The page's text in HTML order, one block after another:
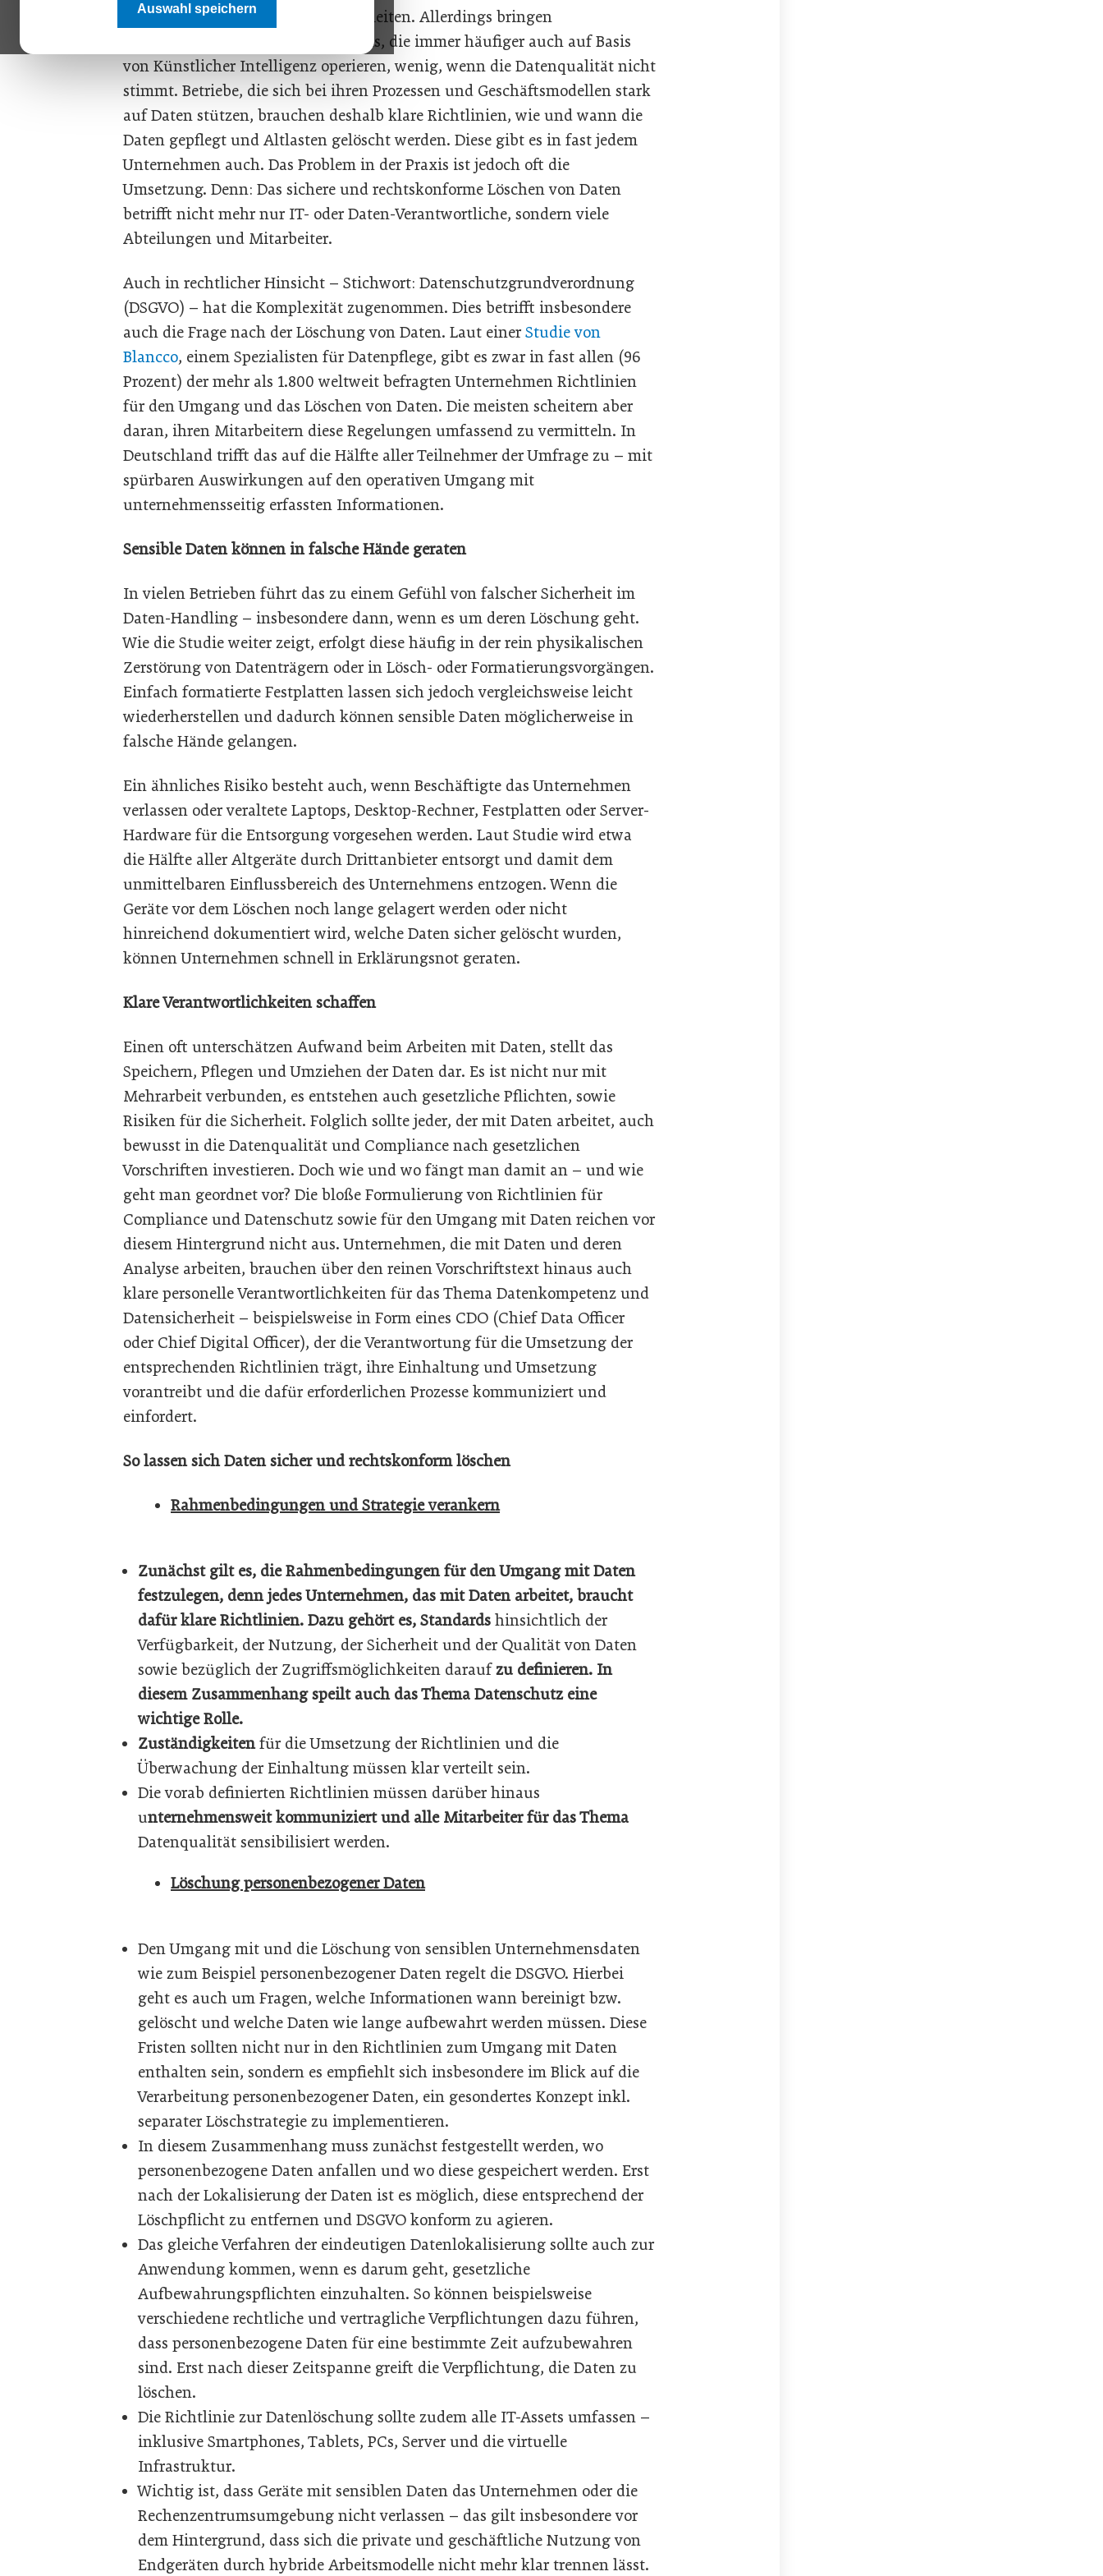
Auswahl speichern
wichtige Erkenntnisse daraus abzuleiten. Allerdings bringen
hochentwickelte Datenanalyse-Tools, die immer häufiger auch auf Basis
von Künstlicher Intelligenz operieren, wenig, wenn die Datenqualität nicht
stimmt. Betriebe, die sich bei ihren Prozessen und Geschäftsmodellen stark
auf Daten stützen, brauchen deshalb klare Richtlinien, wie und wann die
Daten gepflegt und Altlasten gelöscht werden. Diese gibt es in fast jedem
Unternehmen auch. Das Problem in der Praxis ist jedoch oft die
Umsetzung. Denn: Das sichere und rechtskonforme Löschen von Daten
betrifft nicht mehr nur IT- oder Daten-Verantwortliche, sondern viele
Abteilungen und Mitarbeiter.
Auch in rechtlicher Hinsicht – Stichwort: Datenschutzgrundverordnung
(DSGVO) – hat die Komplexität zugenommen. Dies betrifft insbesondere
auch die Frage nach der Löschung von Daten. Laut einer Studie von
Blancco, einem Spezialisten für Datenpflege, gibt es zwar in fast allen (96
Prozent) der mehr als 1.800 weltweit befragten Unternehmen Richtlinien
für den Umgang und das Löschen von Daten. Die meisten scheitern aber
daran, ihren Mitarbeitern diese Regelungen umfassend zu vermitteln. In
Deutschland trifft das auf die Hälfte aller Teilnehmer der Umfrage zu – mit
spürbaren Auswirkungen auf den operativen Umgang mit
unternehmensseitig erfassten Informationen.
Sensible Daten können in falsche Hände geraten
In vielen Betrieben führt das zu einem Gefühl von falscher Sicherheit im
Daten-Handling – insbesondere dann, wenn es um deren Löschung geht.
Wie die Studie weiter zeigt, erfolgt diese häufig in der rein physikalischen
Zerstörung von Datenträgern oder in Lösch- oder Formatierungsvorgängen.
Einfach formatierte Festplatten lassen sich jedoch vergleichsweise leicht
wiederherstellen und dadurch können sensible Daten möglicherweise in
falsche Hände gelangen.
Ein ähnliches Risiko besteht auch, wenn Beschäftigte das Unternehmen
verlassen oder veraltete Laptops, Desktop-Rechner, Festplatten oder Server-
Hardware für die Entsorgung vorgesehen werden. Laut Studie wird etwa
die Hälfte aller Altgeräte durch Drittanbieter entsorgt und damit dem
unmittelbaren Einflussbereich des Unternehmens entzogen. Wenn die
Geräte vor dem Löschen noch lange gelagert werden oder nicht
hinreichend dokumentiert wird, welche Daten sicher gelöscht wurden,
können Unternehmen schnell in Erklärungsnot geraten.
Klare Verantwortlichkeiten schaffen
Einen oft unterschätzen Aufwand beim Arbeiten mit Daten, stellt das
Speichern, Pflegen und Umziehen der Daten dar. Es ist nicht nur mit
Mehrarbeit verbunden, es entstehen auch gesetzliche Pflichten, sowie
Risiken für die Sicherheit. Folglich sollte jeder, der mit Daten arbeitet, auch
bewusst in die Datenqualität und Compliance nach gesetzlichen
Vorschriften investieren. Doch wie und wo fängt man damit an – und wie
geht man geordnet vor? Die bloße Formulierung von Richtlinien für
Compliance und Datenschutz sowie für den Umgang mit Daten reichen vor
diesem Hintergrund nicht aus. Unternehmen, die mit Daten und deren
Analyse arbeiten, brauchen über den reinen Vorschriftstext hinaus auch
klare personelle Verantwortlichkeiten für das Thema Datenkompetenz und
Datensicherheit – beispielsweise in Form eines CDO (Chief Data Officer
oder Chief Digital Officer), der die Verantwortung für die Umsetzung der
entsprechenden Richtlinien trägt, ihre Einhaltung und Umsetzung
vorantreibt und die dafür erforderlichen Prozesse kommuniziert und
einfordert.
So lassen sich Daten sicher und rechtskonform löschen
Rahmenbedingungen und Strategie verankern
Zunächst gilt es, die Rahmenbedingungen für den Umgang mit Daten
festzulegen, dennjedes Unternehmen, das mit Daten arbeitet, braucht
dafür klare Richtlinien. Dazu gehört es, Standards hinsichtlich der
Verfügbarkeit, der Nutzung, der Sicherheit und der Qualität von Daten
sowie bezüglich der Zugriffsmöglichkeiten daraufzu definieren. In
diesem Zusammenhang speilt auch das Thema Datenschutz eine
wichtige Rolle.
Zuständigkeitenfür die Umsetzung der Richtlinien und die
Überwachung der Einhaltung müssen klar verteilt sein.
Die vorab definierten Richtlinien müssen darüber hinaus
unternehmensweit kommuniziert und alle Mitarbeiter für das Thema
Datenqualität sensibilisiert werden.
Löschung personenbezogener Daten
Den Umgang mit und die Löschung von sensiblen Unternehmensdaten
wie zum Beispiel personenbezogener Daten regelt die DSGVO. Hierbei
geht es auch um Fragen, welche Informationen wann bereinigt bzw.
gelöscht und welche Daten wie lange aufbewahrt werden müssen. Diese
Fristen sollten nicht nur in den Richtlinien zum Umgang mit Daten
enthalten sein, sondern es empfiehlt sich insbesondere im Blick auf die
Verarbeitung personenbezogener Daten, ein gesondertes Konzept inkl.
separater Löschstrategie zu implementieren.
In diesem Zusammenhang muss zunächst festgestellt werden, wo
personenbezogene Daten anfallen und wo diese gespeichert werden. Erst
nach der Lokalisierung der Daten ist es möglich, diese entsprechend der
Löschpflicht zu entfernen und DSGVO konform zu agieren.
Das gleiche Verfahren der eindeutigen Datenlokalisierung sollte auch zur
Anwendung kommen, wenn es darum geht, gesetzliche
Aufbewahrungspflichten einzuhalten. So können beispielsweise
verschiedene rechtliche und vertragliche Verpflichtungen dazu führen,
dass personenbezogene Daten für eine bestimmte Zeit aufzubewahren
sind. Erst nach dieser Zeitspanne greift die Verpflichtung, die Daten zu
löschen.
Die Richtlinie zur Datenlöschung sollte zudem alle IT-Assets umfassen –
inklusive Smartphones, Tablets, PCs, Server und die virtuelle
Infrastruktur.
Wichtig ist, dass Geräte mit sensiblen Daten das Unternehmen oder die
Rechenzentrumsumgebung nicht verlassen – das gilt insbesondere vor
dem Hintergrund, dass sich die private und geschäftliche Nutzung von
Endgeräten durch hybride Arbeitsmodelle nicht mehr klar trennen lässt.